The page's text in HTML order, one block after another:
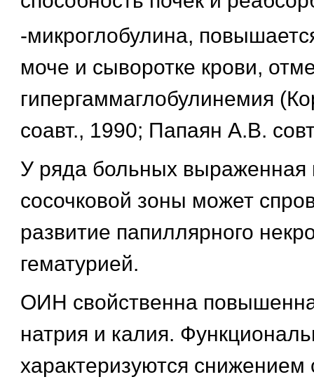
-микроглобулина,
моче и сыворотке крови,
гипергаммаглобулинемия
соавт., 1990; Папаян А.В.
У ряда больных
сосочковой зоны может
развитие папиллярного
гематурией.
ОИН свойственна
натрия и калия.
характеризуются снижением